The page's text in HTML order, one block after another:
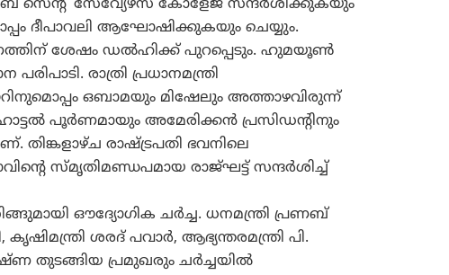
സെന്‍റ് സേവ്യേഴ്‌സ് കോളേജ് സന്ദര്‍ശിക്കുകയും
ദീപാവലി ആഘോഷിക്കുകയും ചെയ്യും.
ശേഷം ഡല്‍ഹിക്ക് പുറപ്പെടും. ഹുമയൂണ്‍
രാത്രി പ്രധാനമന്ത്രി
ഒബാമയും മിഷേലും അത്താഴവിരുന്ന്
പൂര്‍ണമായും അമേരിക്കന്‍ പ്രസിഡന്‍റിനും
തിങ്കളാഴ്ച രാഷ്ട്രപതി ഭവനിലെ
സ്മൃതിമണ്ഡപമായ രാജ്ഘട്ട് സന്ദര്‍ശിച്ച്
ഔദ്യോഗിക ചര്‍ച്ച. ധനമന്ത്രി പ്രണബ്
ശരദ് പവാര്‍, ആഭ്യന്തരമന്ത്രി പി.
തുടങ്ങിയ പ്രമുഖരും ചര്‍ച്ചയില്‍